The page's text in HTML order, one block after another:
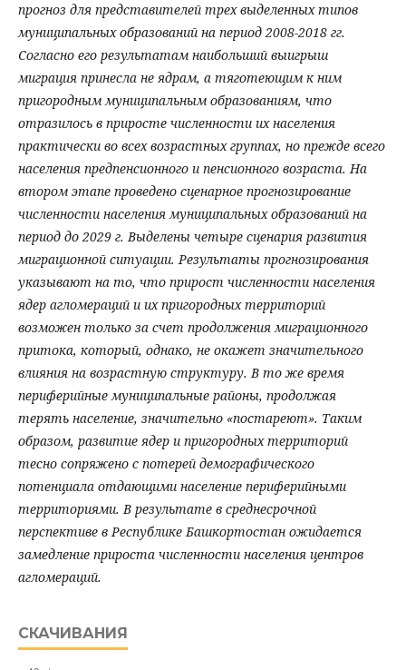
прогноз для представителей трех выделенных типов
муниципальных образований на период 2008-2018 гг.
Согласно его результатам наибольший выигрыш
миграция принесла не ядрам, а тяготеющим к ним
пригородным муниципальным образованиям, что
отразилось в приросте численности их населения
практически во всех возрастных группах, но прежде всего
населения предпенсионного и пенсионного возраста. На
втором этапе проведено сценарное прогнозирование
численности населения муниципальных образований на
период до 2029 г. Выделены четыре сценария развития
миграционной ситуации. Результаты прогнозирования
указывают на то, что прирост численности населения
ядер агломераций и их пригородных территорий
возможен только за счет продолжения миграционного
притока, который, однако, не окажет значительного
влияния на возрастную структуру. В то же время
периферийные муниципальные районы, продолжая
терять население, значительно «постареют». Таким
образом, развитие ядер и пригородных территорий
тесно сопряжено с потерей демографического
потенциала отдающими население периферийными
территориями. В результате в среднесрочной
перспективе в Республике Башкортостан ожидается
замедление прироста численности населения центров
агломераций.
СКАЧИВАНИЯ